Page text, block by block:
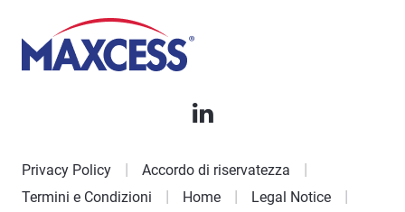
Privacy Policy
Accordo di riservatezza
Termini e Condizioni
Home Legal Notice